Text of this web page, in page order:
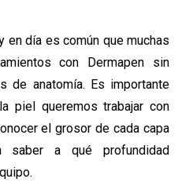
en día es común que muchas
con Dermapen sin
de anatomía. Es importante
piel queremos trabajar con
el grosor de cada capa
saber a qué profundidad